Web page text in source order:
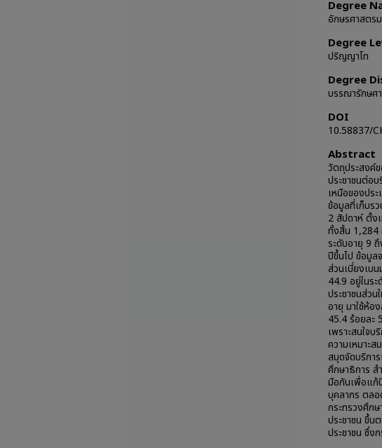
Degree
อักษรศาสตร
Degree
ปริญญาโท
Degree
บรรณารักษศ
DOI
10.58837/
Abstract
วัตถุประสงค์
ประชาชนต่อ
เหนือของปร
ข้อมูลที่เก็บรว
2 สัปดาห์ ตั้ง
ทั้งสิ้น 1,284
ระดับอายุ 9
ปีขึ้นไป ข้อมูล
ส่วนเบี่ยงเบ
44.9 อยู่ในร
ประชาชนส่ว
อายุ มาใช้ห้อ
45.4 ร้อยละ
เพราะสนใจ
ความเหมาะ
สมุดจัดบริกา
ศึกษาธิการ ส
มือกันเพื่อแก้
บุคลากร ตลอ
กระทรวงศึก
ประชาชน ขึ้น
ประชาชน ซึ่ง